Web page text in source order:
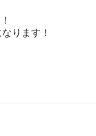
ります！